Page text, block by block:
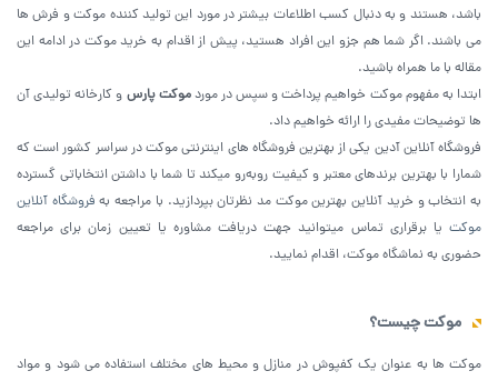
باشد، هستند و به دنبال کسب اطلاعات بیشتر در مورد این تولید کننده موکت و فرش ها
می باشند. اگر شما هم جزو این افراد هستید، پیش از اقدام به خرید موکت در ادامه این
مقاله با ما همراه باشید.
ابتدا به مفهوم موکت خواهیم پرداخت و سپس در موردموکت پارس و کارخانه تولیدی آن
ها توضیحات مفیدی را ارائه خواهیم داد.
فروشگاه آنلاین آدین یکی از بهترین فروشگاه های اینترنتی موکت در سراسر کشور است که
شمارا با بهترین برندهای معتبر و کیفیت روبه‌رو میکند تا شما با داشتن انتخاباتی گسترده
به انتخاب و خرید آنلاین بهترین موکت مد نظرتان بپردازید. با مراجعه به فروشگاه آنلاین
موکت یا برقراری تماس میتوانید جهت دریافت مشاوره یا تعیین زمان برای مراجعه
حضوری به نماشگاه موکت، اقدام نمایید.
موکت چیست؟
موکت ها به عنوان یک کفپوش در منازل و محیط های مختلف استفاده می شود و مواد